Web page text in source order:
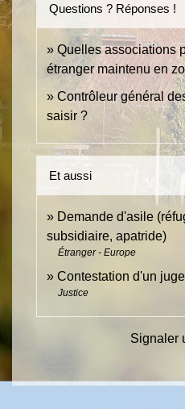
Questions ? Réponses !
Quelles associations
étranger maintenu en
Contrôleur général
saisir ?
Et aussi
Demande d'asile
subsidiaire, apatride)
Étranger - Europe
Contestation d'un
Justice
Signaler